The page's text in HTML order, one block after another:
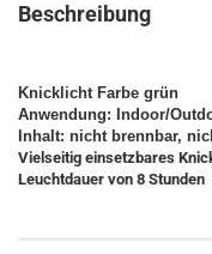
Beschreibung
Knicklicht Farbe grün
Anwendung: Indoor/
Inhalt: nicht brennbar,
Vielseitig einsetzbares
Leuchtdauer von 8 Stunden